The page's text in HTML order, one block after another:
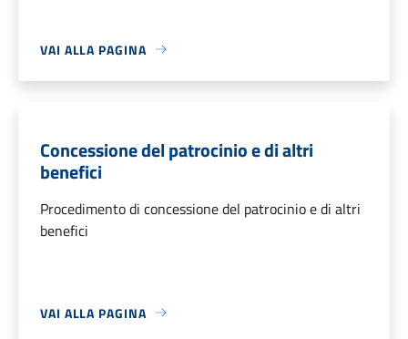
VAI ALLA PAGINA
Concessione del patrocinio e di altri
benefici
Procedimento di concessione del patrocinio e di altri
benefici
VAI ALLA PAGINA